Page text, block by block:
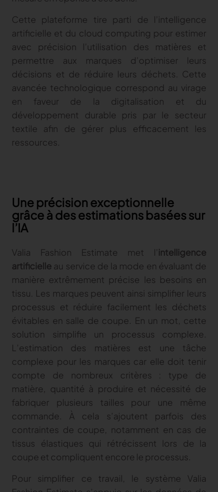
Gerber Atria
Gerber Spreader for Fashion
Achieve exceptional quality and performance
with a tension-free spreading solution.
Optimisez vos ventes sur les marketplaces
marque
TRACER
TextileGenesis
Accélérez la traçabilité dans votre entreprise de
mode
Content Hub
Content Hub
Cette plateforme tire parti de l’intelligence
artificielle et du cloud computing pour estimer
avec précision l’utilisation des matières et
permettre aux marques d’optimiser leurs
décisions et de réduire leurs déchets. Cette
avancée technologique correspond au virage
en faveur de la digitalisation et du
développement durable pris par le secteur
textile afin de gérer plus efficacement les
ressources.
Une précision exceptionnelle
grâce à des estimations basées sur
l’IA
Valia Fashion Estimate met l’intelligence
artificielle au service de la mode en évaluant de
manière extrêmement précise les besoins en
tissu. Les marques peuvent ainsi simplifier leurs
processus et réduire facilement les déchets
évitables en salle de coupe. En un mot, cette
solution simplifie un processus complexe.
L’estimation des matières est une tâche
complexe pour les marques car elle doit tenir
compte de nombreux critères : type de
matière, quantité à produire et nécessité de
fabriquer plusieurs tailles pour une même
commande. À cela s’ajoutent parfois des
contraintes de coupe, notamment en cas de
tissus élastiques qui rétrécissent lors de la
coupe et compliquent encore le processus.
Pour simplifier ce travail, le système Valia